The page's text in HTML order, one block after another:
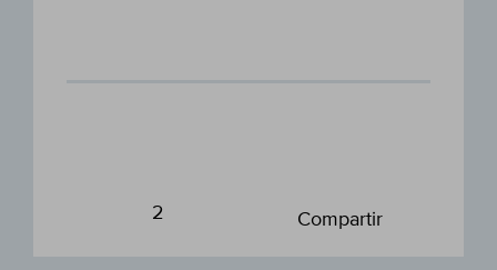
2 Compartir